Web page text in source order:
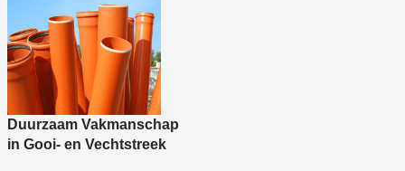
Duurzaam Vakmanschap
in Gooi- en Vechtstreek